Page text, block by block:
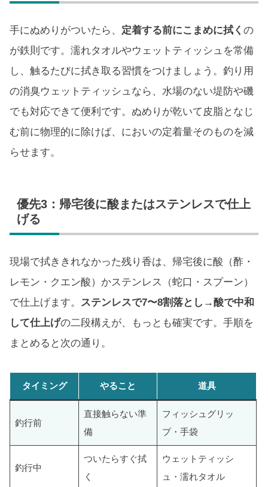
手にぬめりがついたら、 定着する前にこまめに拭く の
が鉄則です。濡れタオルやウェットティッシュを常備
し、触るたびに拭き取る習慣をつけましょう。釣り用
の消臭ウェットティッシュなら、水場のない堤防や磯
でも対応できて便利です。ぬめりが乾いて皮脂となじ
む前に物理的に除けば、においの定着量そのものを減
らせます。
優先3：帰宅後に酸またはステンレスで仕上
げる
現場で拭ききれなかった残り香は、帰宅後に酸（酢・
レモン・クエン酸）かステンレス（蛇口・スプーン）
で仕上げます。 ステンレスで7〜8割落とし→酸で中和
して仕上げの二段構えが、もっとも確実です。手順を
まとめると次の通り。
タイミング やること 道具
釣行前
直接触らない準
備
フィッシュグリッ
プ・手袋
釣行中
ついたらすぐ拭
く
ウェットティッシ
ュ・濡れタオル